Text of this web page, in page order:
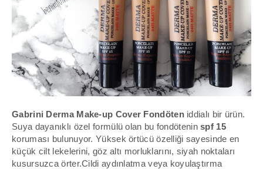
Gabrini Derma Make-up Cover Fondöten iddialı bir ürün.
Suya dayanıklı özel formülü olan bu fondöteninspf 15
koruması bulunuyor. Yüksek örtücü özelliği sayesinde en
küçük cilt lekelerini, göz altı morluklarını, siyah noktaları
kusursuzca örter.Cildi aydınlatma veya koyulaştırma